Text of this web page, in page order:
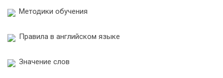
Методики обучения
Правила в английском языке
Значение слов